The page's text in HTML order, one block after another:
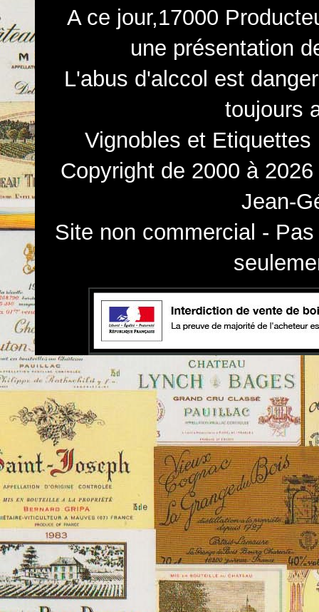
A ce jour,17000
une présentation
L'abus d'alccol est
toujours
Vignobles et
Copyright de 2000 à
Jean-
Site non commercial -